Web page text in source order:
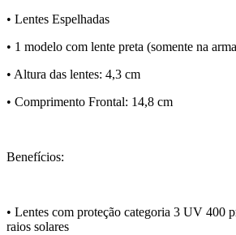
• Lentes Espelhadas
• 1 modelo com lente preta (somente na
• Altura das lentes: 4,3 cm
• Comprimento Frontal: 14,8 cm
Benefícios:
• Lentes com proteção categoria 3 UV 400
raios solares